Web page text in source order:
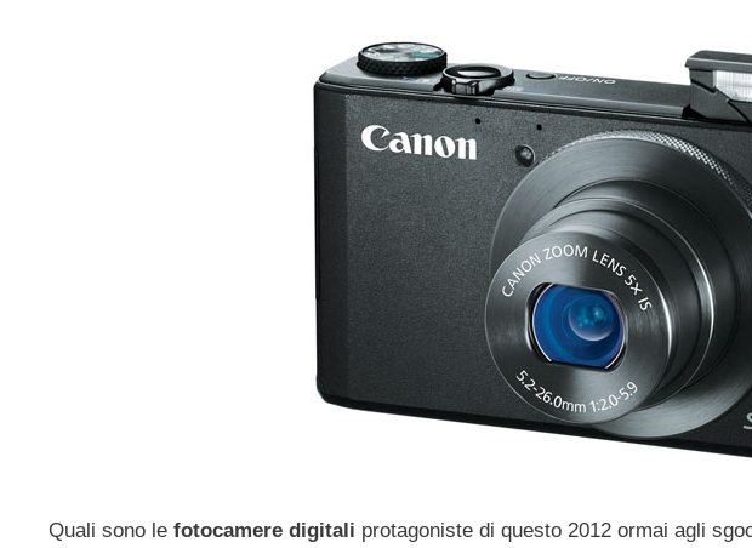
Quali sono le fotocamere digitali protagoniste di questo 2012 ormai agli